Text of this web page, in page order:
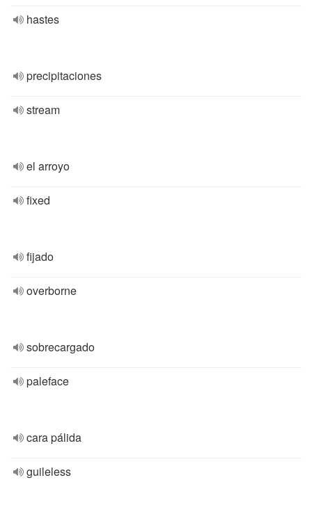
hastes
precipitaciones
stream
el arroyo
fixed
fijado
overborne
sobrecargado
paleface
cara pálida
guileless